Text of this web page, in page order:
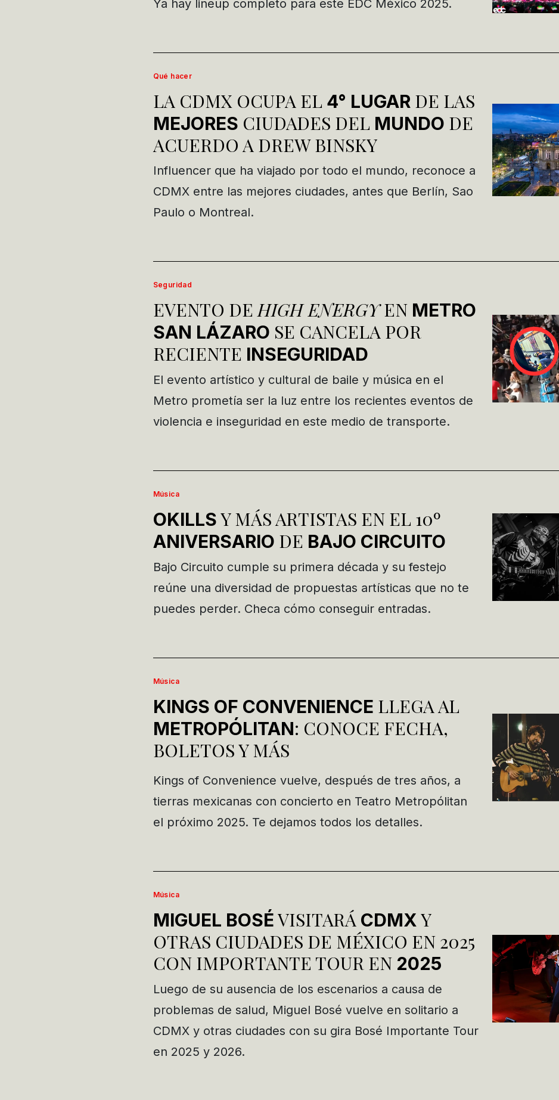
Ya hay lineup completo para este EDC México 2025.
Qué hacer
LA CDMX OCUPA EL 4° LUGAR DE LAS
MEJORES CIUDADES DEL MUNDO DE
ACUERDO A DREW BINSKY
Influencer que ha viajado por todo el mundo, reconoce a
CDMX entre las mejores ciudades, antes que Berlín, Sao
Paulo o Montreal.
Seguridad
EVENTO DE HIGH ENERGYEN METRO
SAN LÁZARO SE CANCELA POR
RECIENTE INSEGURIDAD
El evento artístico y cultural de baile y música en el
Metro prometía ser la luz entre los recientes eventos de
violencia e inseguridad en este medio de transporte.
Música
OKILLSY MÁS ARTISTAS EN EL 10º
ANIVERSARIO DE BAJO CIRCUITO
Bajo Circuito cumple su primera década y su festejo
reúne una diversidad de propuestas artísticas que no te
puedes perder. Checa cómo conseguir entradas.
Música
KINGS OF CONVENIENCE LLEGA AL
METROPÓLITAN: CONOCE FECHA,
BOLETOS Y MÁS
Kings of Convenience vuelve, después de tres años, a
tierras mexicanas con concierto en Teatro Metropólitan
el próximo 2025. Te dejamos todos los detalles.
Música
MIGUEL BOSÉVISITARÁ CDMX Y
OTRAS CIUDADES DE MÉXICO EN 2025
CON IMPORTANTE TOUR EN 2025
Luego de su ausencia de los escenarios a causa de
problemas de salud, Miguel Bosé vuelve en solitario a
CDMX y otras ciudades con su gira Bosé Importante Tour
en 2025 y 2026.